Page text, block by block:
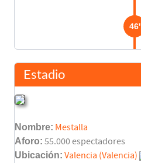
46'
Asist: Gaizka Mendieta
55'
Goran Vlaovic
Estadio
Nombre: Mestalla
Aforo: 55.000 espectadores
Ubicación: Valencia (Valencia)